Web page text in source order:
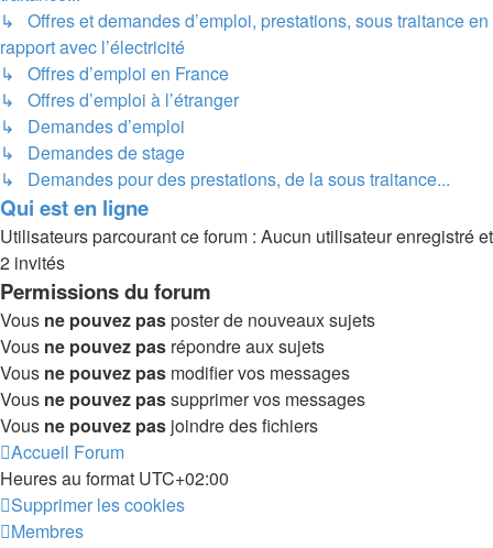
↳ Offres et demandes d’emploi, prestations, sous traitance en
rapport avec l’électricité
↳ Offres d’emploi en France
↳ Offres d’emploi à l’étranger
↳ Demandes d’emploi
↳ Demandes de stage
↳ Demandes pour des prestations, de la sous traitance...
Qui est en ligne
Utilisateurs parcourant ce forum : Aucun utilisateur enregistré et
2 invités
Permissions du forum
Vous ne pouvez pasposter de nouveaux sujets
Vous ne pouvez pas répondre aux sujets
Vous ne pouvez pas modifier vos messages
Vous ne pouvez passupprimer vos messages
Vous ne pouvez pas joindre des fichiers
Accueil Forum
Heures au format UTC+02:00
Supprimer les cookies
Membres